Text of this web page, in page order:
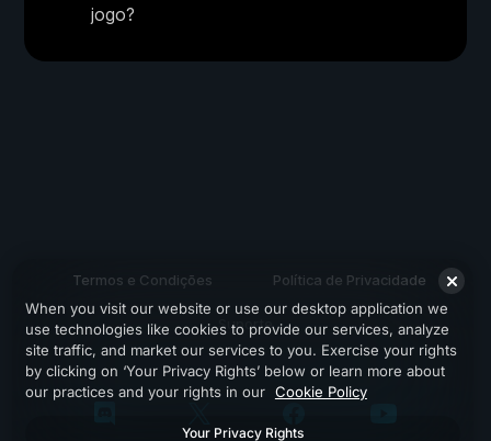
jogo?
Termos e Condições Política de Privacidade
Suporte
When you visit our website or use our desktop application we
use technologies like cookies to provide our services, analyze
site traffic, and market our services to you. Exercise your rights
by clicking on ‘Your Privacy Rights’ below or learn more about
our practices and your rights in our Cookie Policy
Your Privacy Rights